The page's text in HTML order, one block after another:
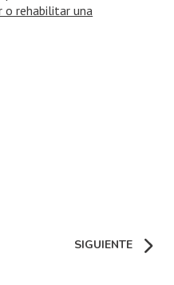
o rehabilitar una
SIGUIENTE